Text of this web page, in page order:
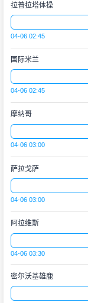
拉普拉塔体操
04-06 02:45
国际米兰
04-06 02:45
摩纳哥
04-06 03:00
萨拉戈萨
04-06 03:00
阿拉维斯
04-06 03:30
密尔沃基雄鹿